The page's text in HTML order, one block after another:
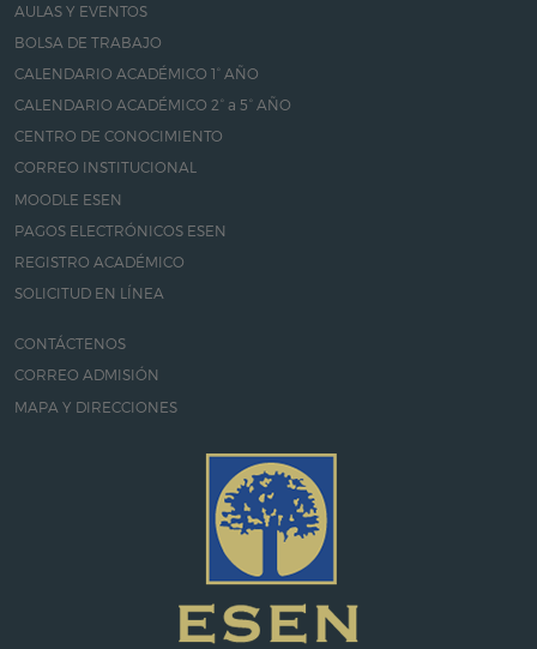
AULAS Y EVENTOS
BOLSA DE TRABAJO
CALENDARIO ACADÉMICO 1° AÑO
CALENDARIO ACADÉMICO 2° a 5° AÑO
CENTRO DE CONOCIMIENTO
CORREO INSTITUCIONAL
MOODLE ESEN
PAGOS ELECTRÓNICOS ESEN
REGISTRO ACADÉMICO
SOLICITUD EN LÍNEA
CONTÁCTENOS
CORREO ADMISIÓN
MAPA Y DIRECCIONES